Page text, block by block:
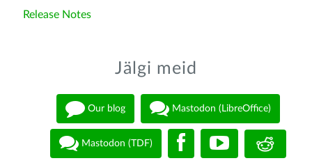
Release Notes
Jälgi meid
Our blog Mastodon (LibreOffice)
Mastodon (TDF)